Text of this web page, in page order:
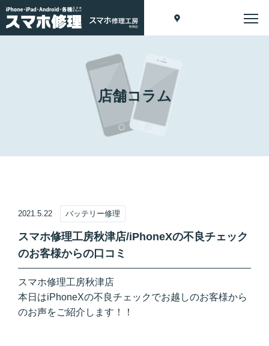
店舗コラム
2021.5.22 バッテリー修理
スマホ修理工房秋津店/iPhoneXの不良チェック
のお客様からの口コミ
スマホ修理工房秋津店
本日はiPhoneXの不良チェックでお越しのお客様から
のお声をご紹介します！！